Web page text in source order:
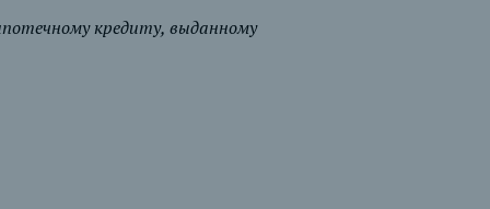
кредиту, выданному